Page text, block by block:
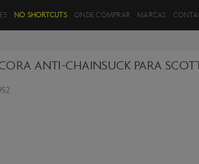
FILTROS DE PRODUTOS
NO SHORTCUTS ONDE COMPRAR MARCAS
ANTI-CHAINSUCK PARA